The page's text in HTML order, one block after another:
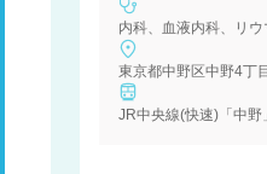
内科、血液内科、リ
東京都中野区中野4丁
JR中央線(快速)「中